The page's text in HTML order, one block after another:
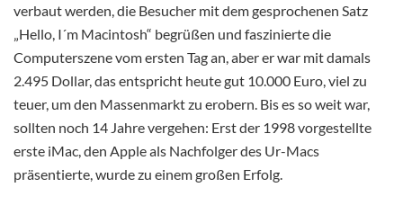
verbaut werden, die Besucher mit dem gesprochenen Satz
„Hello, I´m Macintosh“ begrüßen und faszinierte die
Computerszene vom ersten Tag an, aber er war mit damals
2.495 Dollar, das entspricht heute gut 10.000 Euro, viel zu
teuer, um den Massenmarkt zu erobern. Bis es so weit war,
sollten noch 14 Jahre vergehen: Erst der 1998 vorgestellte
erste iMac, den Apple als Nachfolger des Ur-Macs
präsentierte, wurde zu einem großen Erfolg.